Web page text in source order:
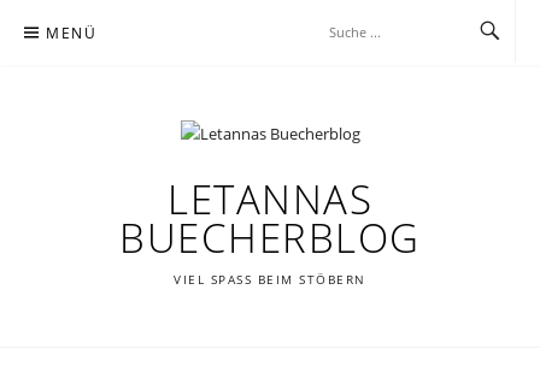
Inhalt MENÜ
LETANNAS
BUECHERBLOG
VIEL SPASS BEIM STÖBERN